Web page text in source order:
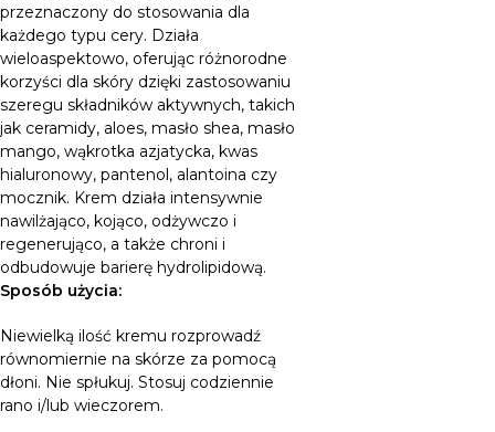
przeznaczony do stosowania dla
każdego typu cery. Działa
wieloaspektowo, oferując różnorodne
korzyści dla skóry dzięki zastosowaniu
szeregu składników aktywnych, takich
jak ceramidy, aloes, masło shea, masło
mango, wąkrotka azjatycka, kwas
hialuronowy, pantenol, alantoina czy
mocznik. Krem działa intensywnie
nawilżająco, kojąco, odżywczo i
regenerująco, a także chroni i
odbudowuje barierę hydrolipidową.
Sposób użycia:
Niewielką ilość kremu rozprowadź
równomiernie na skórze za pomocą
dłoni. Nie spłukuj. Stosuj codziennie
rano i/lub wieczorem.